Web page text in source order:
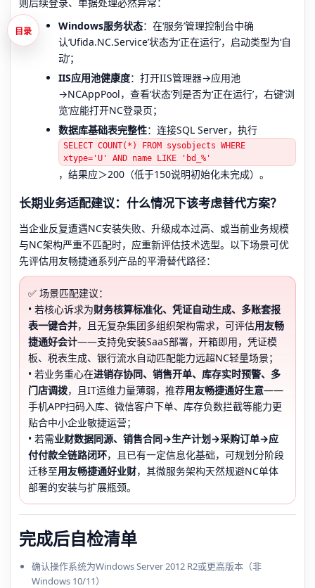
Windows服务状态：在‘服务’管理控制台中确
认‘Ufida.NC.Service’状态为‘正在运行’，启动类型为‘自
动’；
IIS应用池健康度：打开IIS管理器→应用池
→NCAppPool，查看‘状态’列是否为‘正在运行’，右键‘浏
览’应能打开NC登录页；
数据库基础表完整性：连接SQL Server，执行
SELECT COUNT(*) FROM sysobjects WHERE
xtype='U' AND name LIKE 'bd_%'
，结果应＞200（低于150说明初始化未完成）。
长期业务适配建议：什么情况下该考虑替代方案？
当企业反复遭遇NC安装失败、升级成本过高、或当前业务规模
与NC架构严重不匹配时，应重新评估技术选型。以下场景可优
先评估用友畅捷通系列产品的平滑替代路径：
✅ 场景匹配建议：
• 若核心诉求为财务核算标准化、凭证自动生成、多账套报
表一键合并，且无复杂集团多组织架构需求，可评估用友畅
捷通好会计——支持免安装SaaS部署，开箱即用，凭证模
板、税表生成、银行流水自动匹配能力远超NC轻量场景；
• 若业务重心在进销存协同、销售开单、库存实时预警、多
门店调拨，且IT运维力量薄弱，推荐用友畅捷通好生意——
手机APP扫码入库、微信客户下单、库存负数拦截等能力更
贴合中小企业敏捷运营；
• 若需业财数据同源、销售合同→生产计划→采购订单→应
付付款全链路闭环，且已有一定信息化基础，可规划分阶段
迁移至用友畅捷通好业财，其微服务架构天然规避NC单体
部署的安装与扩展瓶颈。
完成后自检清单
确认操作系统为Windows Server 2012 R2或更高版本（非
Windows 10/11）
目录